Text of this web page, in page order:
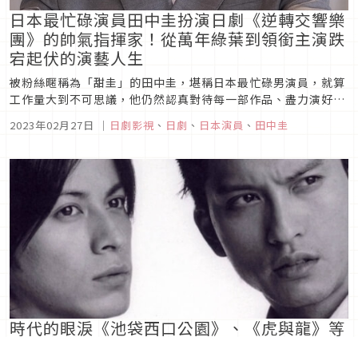
日本最忙碌演員田中圭扮演日劇《逆轉交響樂
團》的帥氣指揮家！從萬年綠葉到領銜主演跌
宕起伏的演藝人生
被粉絲暱稱為「甜圭」的田中圭，堪稱日本最忙碌男演員，就算
工作量大到不可思議，他仍然認真對待每一部作品、盡力演好每
サルオーケストラ）首度扮演毒舌又帥氣的指揮家，笑起來的樣
脹滿全身。接下來，...
2023年02月27日 ｜ 日劇影視 、 日劇 、 日本演員 、 田中圭
時代的眼淚《池袋西口公園》、《虎與龍》等